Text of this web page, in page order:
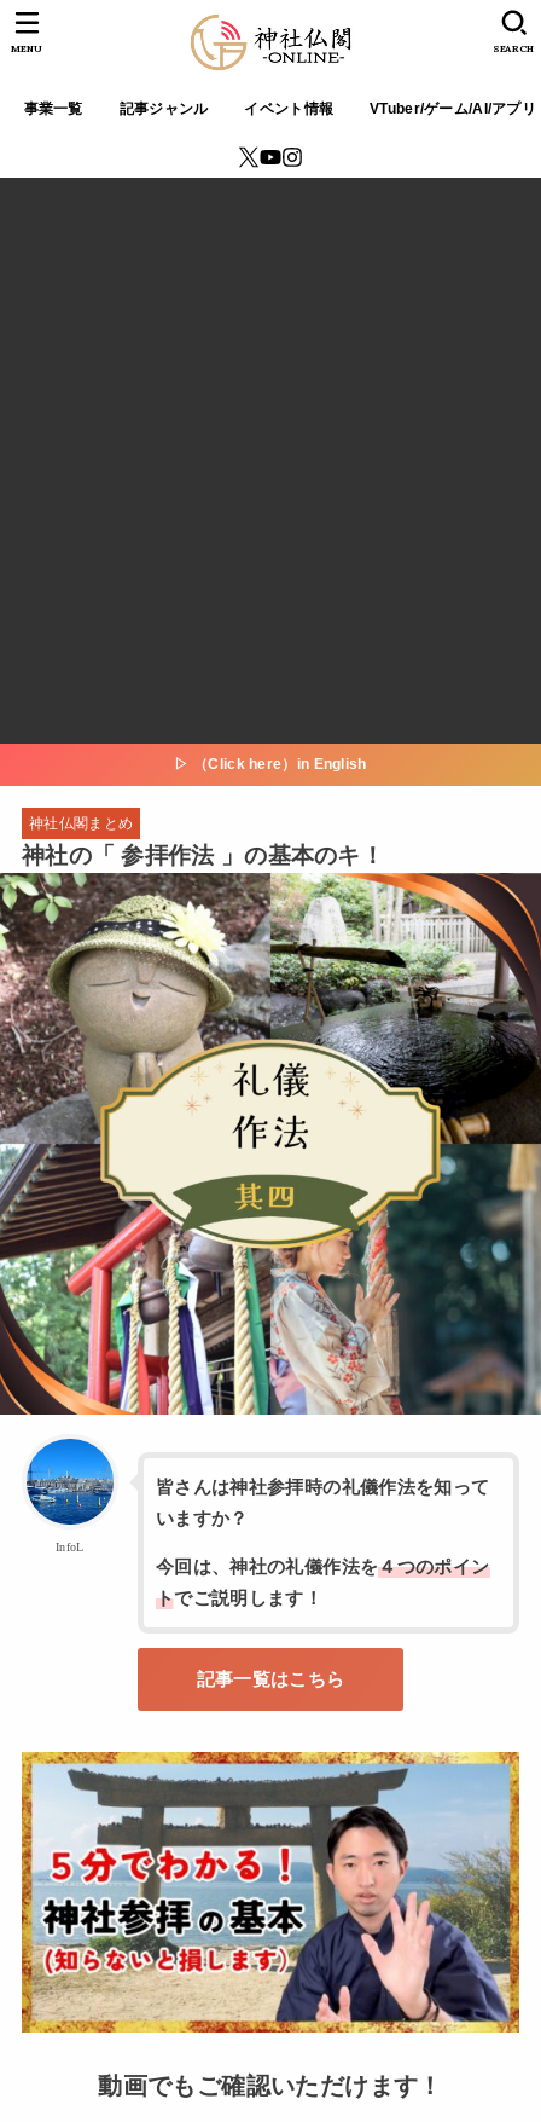
事業一覧 記事ジャンル イベント情報 VTuber/ゲーム/AI/アプリ
SEARCH
MENU
▷ （Click here）in English
神社仏閣まとめ
神社の「 参拝作法 」の基本のキ！
InfoL
皆さんは神社参拝時の礼儀作法を知って
いますか？
今回は、神社の礼儀作法を４つのポイン
トでご説明します！
記事一覧はこちら
動画でもご確認いただけます！